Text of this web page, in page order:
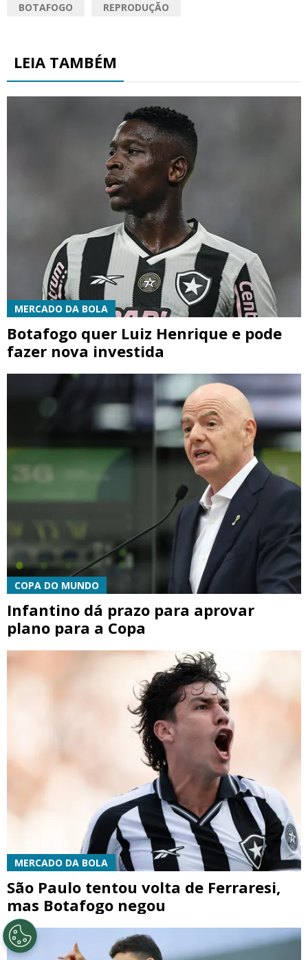
BOTAFOGO REPRODUÇÃO
LEIA TAMBÉM
MERCADO DA BOLA
Botafogo quer Luiz Henrique e pode
fazer nova investida
COPA DO MUNDO
Infantino dá prazo para aprovar
plano para a Copa
MERCADO DA BOLA
São Paulo tentou volta de Ferraresi,
mas Botafogo negou